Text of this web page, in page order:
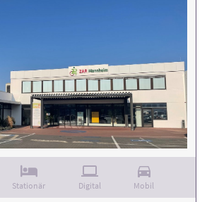
Stationär Digital Mobil